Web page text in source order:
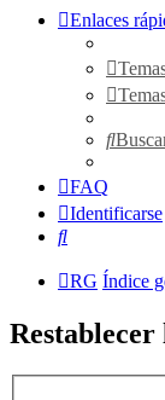
Enlaces
FAQ
Identificarse
Buscar
RG Índice
Restablecer